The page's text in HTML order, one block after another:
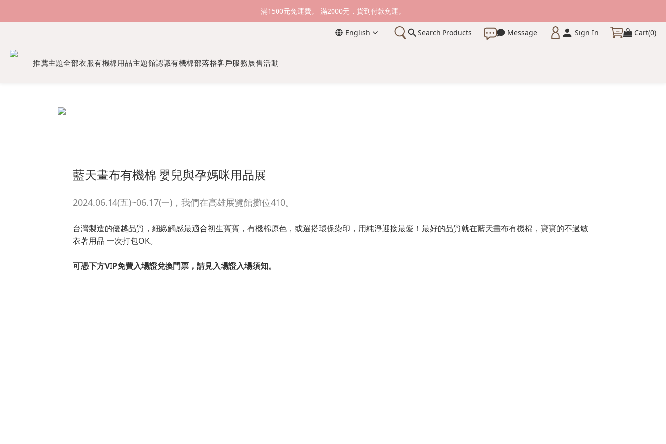
新加入會員送購物金100元，登入會員購物可累積會員點數。
滿1500元免運費。 滿2000元，貨到付款免運。
新加入會員送購物金100元，登入會員購物可累積會員點數。
English Search Products Message Sign In Cart(0)
推薦主題全部衣服有機棉用品主題館認識有機棉部落格客戶服務展售活動
藍天畫布有機棉 嬰兒與孕媽咪用品展
2024.06.14(五)~06.17(一)，我們在高雄展覽館攤位410。
台灣製造的優越品質，細緻觸感最適合初生寶寶，有機棉原色，或選搭環保染印，用純淨迎接最愛！最好的品質就在藍天畫布有機棉，寶寶的不過敏
衣著用品 一次打包OK。
可憑下方VIP免費入場證兌換門票，請見入場證入場須知。